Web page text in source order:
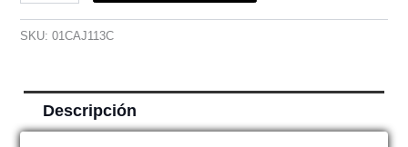
SKU:01CAJ113C
Descripción